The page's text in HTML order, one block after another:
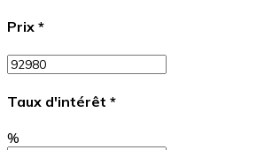
Prix *
Taux d'intérêt *
%